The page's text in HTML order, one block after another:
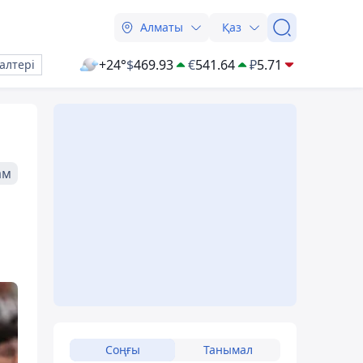
Алматы Қаз
+24°$469.93 €541.64 ₽5.71
Соңғы Танымал